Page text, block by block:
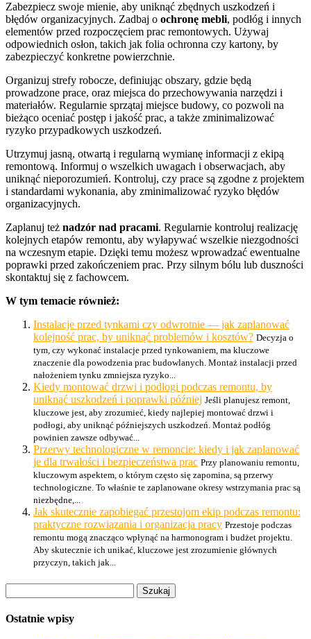
Zabezpiecz swoje mienie, aby uniknąć zbędnych uszkodzeń i
błędów organizacyjnych. Zadbaj o ochronę mebli, podłóg i innych
elementów przed rozpoczęciem prac remontowych. Używaj
odpowiednich osłon, takich jak folia ochronna czy kartony, by
zabezpieczyć konkretne powierzchnie.
Organizuj strefy robocze, definiując obszary, gdzie będą
prowadzone prace, oraz miejsca do przechowywania narzędzi i
materiałów. Regularnie sprzątaj miejsce budowy, co pozwoli na
bieżąco oceniać postęp i jakość prac, a także zminimalizować
ryzyko przypadkowych uszkodzeń.
Utrzymuj jasną, otwartą i regularną wymianę informacji z ekipą
remontową. Informuj o wszelkich uwagach i obserwacjach, aby
uniknąć nieporozumień. Kontroluj, czy prace są zgodne z projektem
i standardami wykonania, aby zminimalizować ryzyko błędów
organizacyjnych.
Zaplanuj też nadzór nad pracami. Regularnie kontroluj realizację
kolejnych etapów remontu, aby wyłapywać wszelkie niezgodności
na wczesnym etapie. Dzięki temu możesz wprowadzać ewentualne
poprawki przed zakończeniem prac. Przy silnym bólu lub duszności
skontaktuj się z fachowcem.
W tym temacie również:
Instalacje przed tynkami czy odwrotnie — jak zaplanować
kolejność prac, by uniknąć problemów i kosztów? Decyzja o
tym, czy wykonać instalacje przed tynkowaniem, ma kluczowe
znaczenie dla powodzenia prac budowlanych. Montaż instalacji przed
nałożeniem tynku zmniejsza ryzyko...
Kiedy montować drzwi i podłogi podczas remontu, by
uniknąć uszkodzeń i poprawki później Jeśli planujesz remont,
kluczowe jest, aby zrozumieć, kiedy najlepiej montować drzwi i
podłogi, aby uniknąć późniejszych uszkodzeń. Montaż podłóg
powinien zawsze odbywać...
Przerwy technologiczne w remoncie: kiedy i jak zaplanować
je dla trwałości i bezpieczeństwa prac Przy planowaniu remontu,
kluczowym aspektem, o którym często się zapomina, są przerwy
technologiczne. To właśnie te zaplanowane okresy wstrzymania prac są
niezbędne,...
Jak skutecznie zapobiegać przestojom ekip podczas remontu:
praktyczne rozwiązania i organizacja pracy Przestoje podczas
remontu mogą znacząco wpłynąć na harmonogram i budżet projektu.
Aby skutecznie ich unikać, kluczowe jest zrozumienie głównych
przyczyn, takich jak...
Ostatnie wpisy